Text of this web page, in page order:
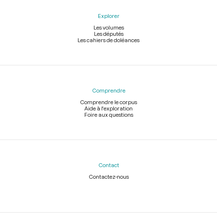
Explorer
Les volumes
Les députés
Les cahiers de doléances
Comprendre
Comprendre le corpus
Aide à l'exploration
Foire aux questions
Contact
Contactez-nous
Légal